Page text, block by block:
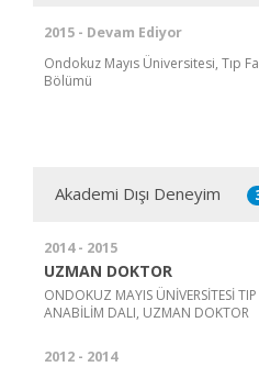
2015 - Devam Ediyor
Ondokuz Mayıs Üniversitesi, Tıp
Bölümü
Akademi Dışı Deneyim
2014 - 2015
UZMAN DOKTOR
ONDOKUZ MAYIS ÜNİVERSİTESİ
ANABİLİM DALI, UZMAN DOKTOR
2012 - 2014